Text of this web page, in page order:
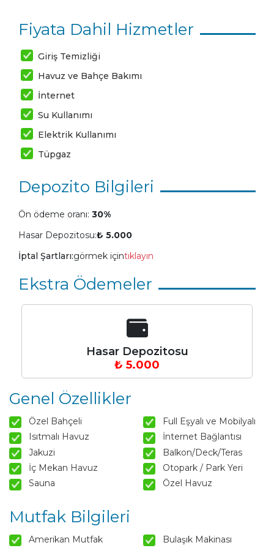
Fiyata Dahil Hizmetler
Giriş Temizliği
Havuz ve Bahçe Bakımı
İnternet
Su Kullanımı
Elektrik Kullanımı
Tüpgaz
Depozito Bilgileri
Ön ödeme oranı: 30%
Hasar Depozitosu:₺ 5.000
İptal Şartları:görmek içintıklayın
Ekstra Ödemeler
Hasar Depozitosu
₺ 5.000
Genel Özellikler
Özel Bahçeli
Full Eşyalı ve Mobilyalı
Isıtmalı Havuz
İnternet Bağlantısı
Jakuzi
Balkon/Deck/Teras
İç Mekan Havuz
Otopark / Park Yeri
Sauna
Özel Havuz
Mutfak Bilgileri
Amerikan Mutfak
Bulaşık Makinası